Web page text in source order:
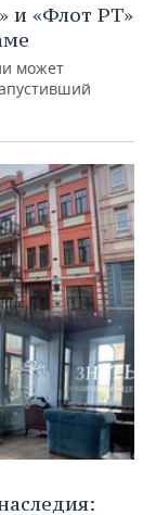
и «Флот РТ»
может